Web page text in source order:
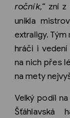
ročník,“zní z
unikla
extraligy.
hráči i
na nich přes
na mety
Velký podíl
Šťáhlavská